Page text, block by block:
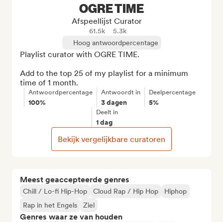
Meest geaccepteerde genres
Chill / Lo-fi Hip-Hop Cloud Rap / Hip Hop
Hiphop
Rap in het Engels
Ziel
Genres waar ze van houden
OGRE TIME
Afspeellijst Curator
61.5k
5.3k
Hoog antwoordpercentage
Playlist curator with OGRE TIME.
Add to the top 25 of my playlist for a minimum
time of 1 month.
Antwoordpercentage
100%
Antwoordt in
3 dagen
Deelpercentage
5%
Deelt in
1 dag
Bekijk vergelijkbare curatoren